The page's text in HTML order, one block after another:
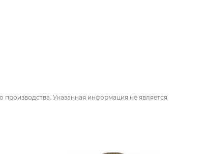
Указанная информация не является